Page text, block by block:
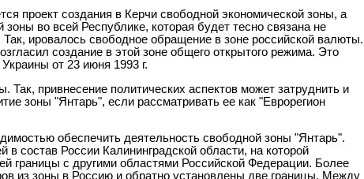
проект создания в Керчи свободной экономической зоны, а
зоны во всей Республике, которая будет тесно связана не
Так, ировалось свободное обращение в зоне российской валюты.
создание в этой зоне общего открытого режима. Это
от 23 июня 1993 г.
Так, привнесение политических аспектов может затруднить и
зоны "Янтарь", если рассматривать ее как "Еврорегион
обеспечить деятельность свободной зоны "Янтарь".
в состав России Калининградской области, на которой
границы с другими областями Российской Федерации. Более
из зоны в Россию и обратно установлены две границы. Между